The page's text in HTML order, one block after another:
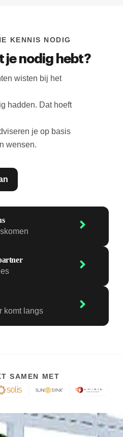
KENNIS NODIG
je nodig hebt?
wisten bij het
hadden. Dat hoeft
je op basis
wensen.
komt langs
SAMEN MET